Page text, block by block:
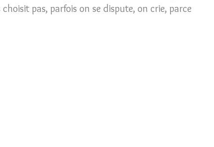
pas, parfois on se dispute, on crie, parce